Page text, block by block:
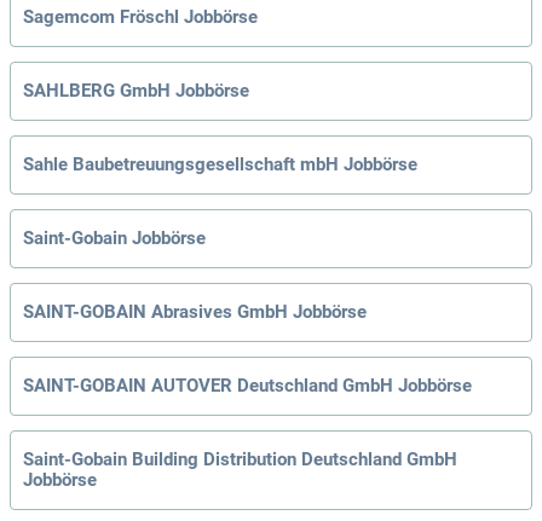
Sagemcom Fröschl Jobbörse
SAHLBERG GmbH Jobbörse
Sahle Baubetreuungsgesellschaft mbH Jobbörse
Saint-Gobain Jobbörse
SAINT-GOBAIN Abrasives GmbH Jobbörse
SAINT-GOBAIN AUTOVER Deutschland GmbH Jobbörse
Saint-Gobain Building Distribution Deutschland GmbH
Jobbörse